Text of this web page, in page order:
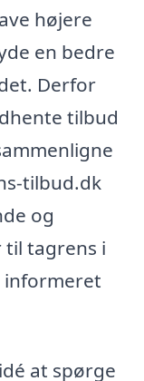
højere
en bedre
Derfor
tilbud
tilbud.dk
og
til tagrens i
informeret
at spørge